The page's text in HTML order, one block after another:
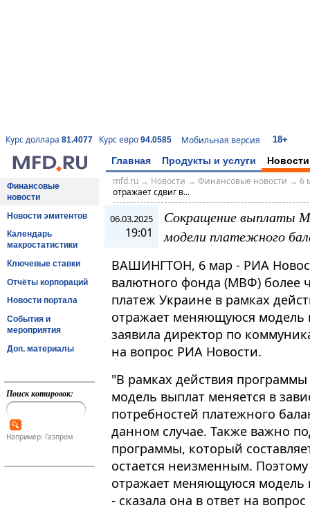
Курс доллара 81.4077 Курс евро 94.0585 Мобильная версия 18+
Главная Продукты и услуги Новости
Финансовые
новости
Новости эмитентов
Календарь
макростатистики
Ключевые ставки
Отчёты корпораций
Новости портала
События и
мероприятия
Доп. материалы
Поиск котировок:
Например: Газпром
mfd.ru→ Новости → Финансовые новости → 6
отражает сдвиг в...
06.03.2025
19:01
Сокращение выплаты
модели платежного
ВАШИНГТОН, 6 мар - РИА
валютного фонда (МВФ) более
платеж Украине в рамках
отражает меняющуюся модель
заявила директор по
на вопрос РИА Новости.
"В рамках действия
модель выплат меняется в
потребностей платежного
данном случае​​​. Также важно
программы, который
остается неизменным.
отражает меняющуюся модель
- сказала она в ответ на